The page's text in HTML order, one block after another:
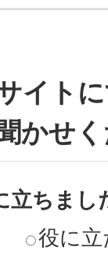
イト
かせ
立ちまし
役に